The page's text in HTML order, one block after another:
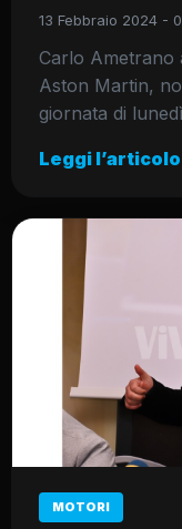
13 Febbraio 2024 -
Carlo Ametrano
Aston Martin,
giornata di
Leggi
MOTORI